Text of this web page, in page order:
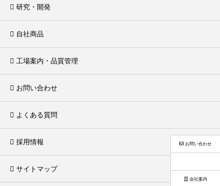
お問い合わせ
会社案内
研究・開発
自社商品
工場案内・品質管理
お問い合わせ
よくある質問
採用情報
サイトマップ